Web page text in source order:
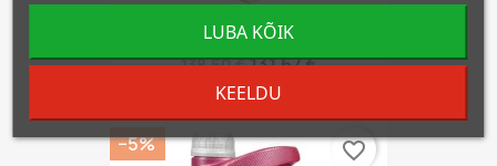
KROONOIL SP MATIC 4036 15L
138,60 €131,67 €
−5% favorite_border
KEELDU
LUBA KÕIK